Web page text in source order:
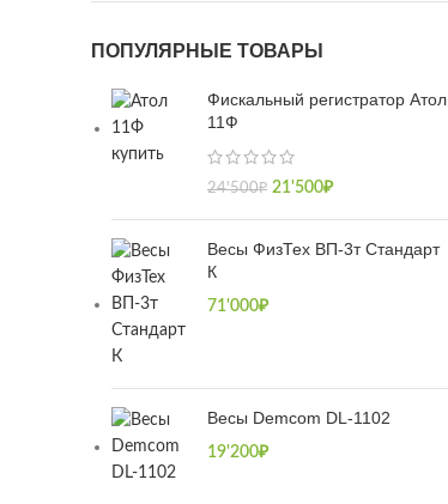
ПОПУЛЯРНЫЕ ТОВАРЫ
Фискальный регистратор Атол
11Ф
24'500₽ 21'500₽
Весы ФизТех ВП-3т Стандарт
К
71'000₽
Весы Demcom DL-1102
19'200₽